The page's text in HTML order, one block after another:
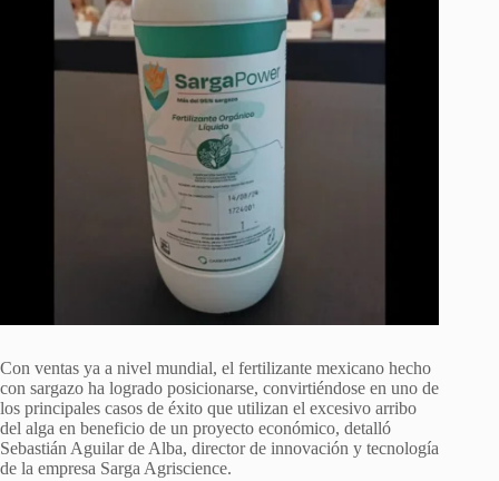
Con ventas ya a nivel mundial, el fertilizante mexicano hecho
con sargazo ha logrado posicionarse, convirtiéndose en uno de
los principales casos de éxito que utilizan el excesivo arribo
del alga en beneficio de un proyecto económico, detalló
Sebastián Aguilar de Alba, director de innovación y tecnología
de la empresa Sarga Agriscience.